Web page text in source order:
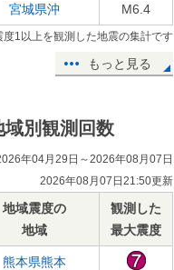
宮城県沖 M6.4
1以上を観測した地震の集計です
もっと見る
別観測回数
年04月29日～2026年08月07日
2026年08月07日21:50更新
地域震度の
地域
観測した
最大震度
熊本県熊本